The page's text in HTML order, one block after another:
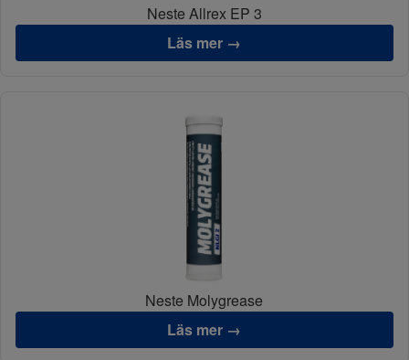
Neste Allrex EP 3
Läs mer →
Neste Molygrease
Läs mer →